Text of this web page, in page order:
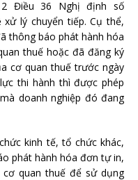
Điều 36 Nghị định số
lý chuyển tiếp. Cụ thể,
thông báo phát hành hóa
thuế hoặc đã đăng ký
cơ quan thuế trước ngày
thi hành thì được phép
doanh nghiệp đó đang
kinh tế, tổ chức khác,
phát hành hóa đơn tự in,
quan thuế để sử dụng